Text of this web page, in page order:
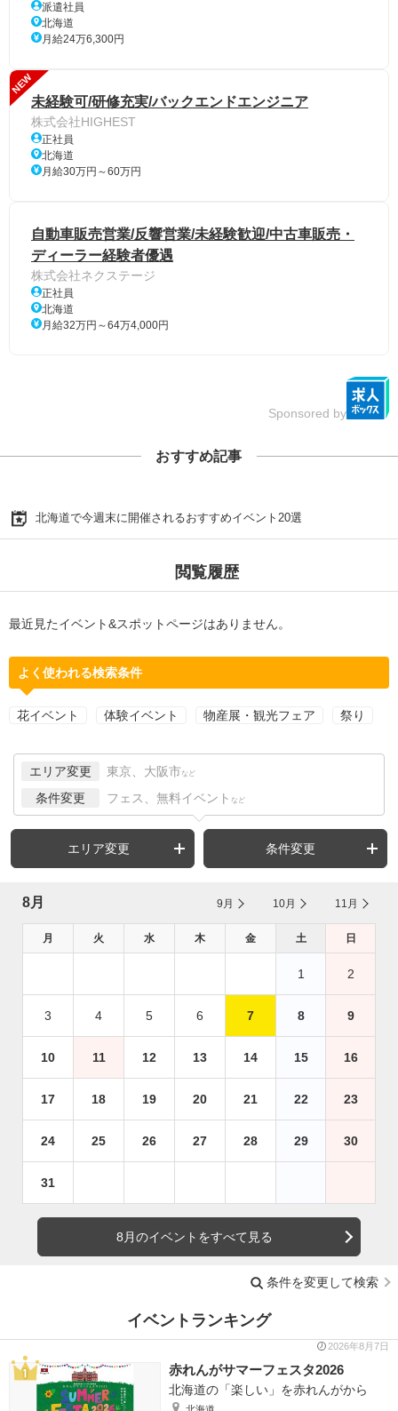
派遣社員
北海道
月給24万6,300円
NEW
未経験可/研修充実/バックエンドエンジニア
株式会社HIGHEST
正社員
北海道
月給30万円～60万円
自動車販売営業/反響営業/未経験歓迎/中古車販売・
ディーラー経験者優遇
株式会社ネクステージ
正社員
北海道
月給32万円～64万4,000円
Sponsored by
おすすめ記事
北海道で今週末に開催されるおすすめイベント20選
閲覧履歴
最近見たイベント&スポットページはありません。
よく使われる検索条件
花イベント 体験イベント 物産展・観光フェア 祭り
エリア変更 東京、大阪市 など
条件変更 フェス、無料イベント など
エリア変更 条件変更
8月 9月 10月 11月
月 火 水 木 金 土 日
1 2
3 4 5 6 7 8 9
10 11 12 13 14 15 16
17 18 19 20 21 22 23
24 25 26 27 28 29 30
31
8月のイベントをすべて見る
条件を変更して検索
イベントランキング
2026年8月7日
赤れんがサマーフェスタ2026
北海道の「楽しい」を赤れんがから